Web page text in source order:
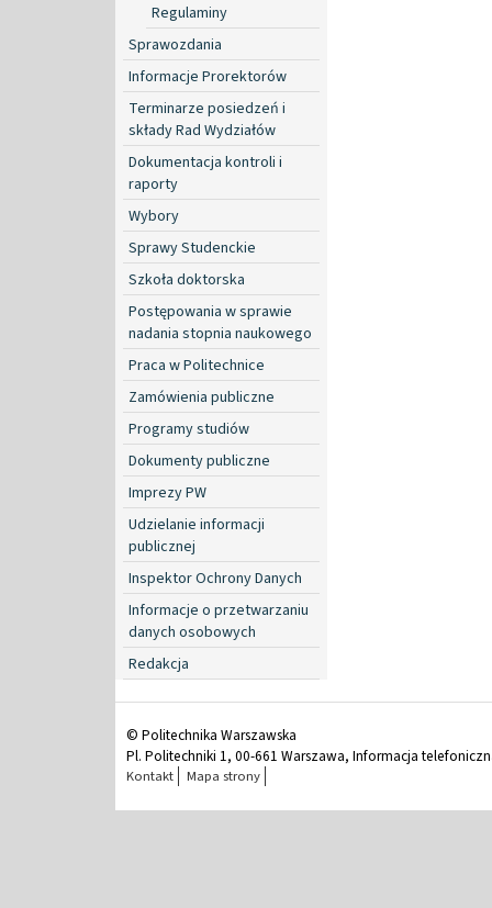
Regulaminy
Sprawozdania
Informacje Prorektorów
Terminarze posiedzeń i
składy Rad Wydziałów
Dokumentacja kontroli i
raporty
Wybory
Sprawy Studenckie
Szkoła doktorska
Postępowania w sprawie
nadania stopnia naukowego
Praca w Politechnice
Zamówienia publiczne
Programy studiów
Dokumenty publiczne
Imprezy PW
Udzielanie informacji
publicznej
Inspektor Ochrony Danych
Informacje o przetwarzaniu
danych osobowych
Redakcja
© Politechnika Warszawska
Pl. Politechniki 1, 00-661 Warszawa, Informacja
Kontakt Mapa strony